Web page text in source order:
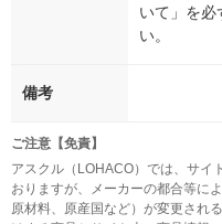
いて」を必
い。
備考
ご注意【免責】
アスクル（LOHACO）では、サイ
おりますが、メーカーの都合等に
原材料、原産国など）が変更され